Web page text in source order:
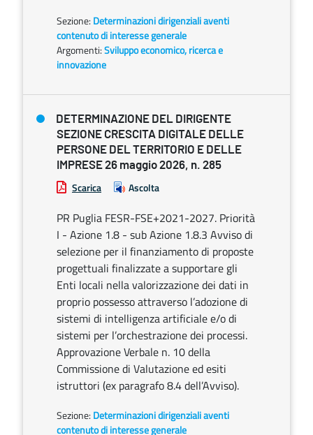
Sezione: Determinazioni dirigenziali aventi
contenuto di interesse generale
Argomenti:Sviluppo economico, ricerca e
innovazione
DETERMINAZIONE DEL DIRIGENTE
SEZIONE CRESCITA DIGITALE DELLE
PERSONE DEL TERRITORIO E DELLE
IMPRESE 26 maggio 2026, n. 285
Scarica Ascolta
PR Puglia FESR-FSE+2021-2027. Priorità
I - Azione 1.8 - sub Azione 1.8.3 Avviso di
selezione per il finanziamento di proposte
progettuali finalizzate a supportare gli
Enti locali nella valorizzazione dei dati in
proprio possesso attraverso l’adozione di
sistemi di intelligenza artificiale e/o di
sistemi per l’orchestrazione dei processi.
Approvazione Verbale n. 10 della
Commissione di Valutazione ed esiti
istruttori (ex paragrafo 8.4 dell’Avviso).
Sezione: Determinazioni dirigenziali aventi
contenuto di interesse generale